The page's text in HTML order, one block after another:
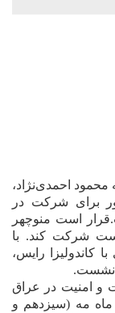
احمدی‌نژاد،
برای شرکت در
است منوچهر
شرکت کند. با
رایس،
نشست.
و امنیت در عراق
مه (سيزدهم و